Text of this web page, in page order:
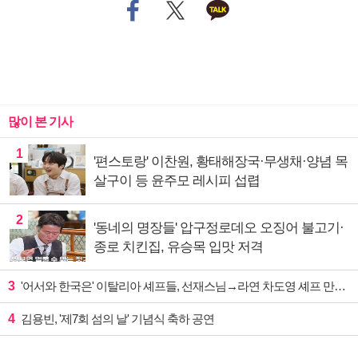
많이 본 기사
1
'편스토랑' 이찬원, 황태해장국·무생채·양념 목
살구이 등 윤주모 레시피 섭렵
2
'동네의 명장들' 압구정로데오 오징어 불고기·
종로 치킨집, 유승목 입맛 저격
3 '어서와 한국은' 이탈리아 셰프들, 선재스님→라연 차도영 셰프 만난다
4 김용빈, '제7회 섬의 날' 기념식 축하 공연